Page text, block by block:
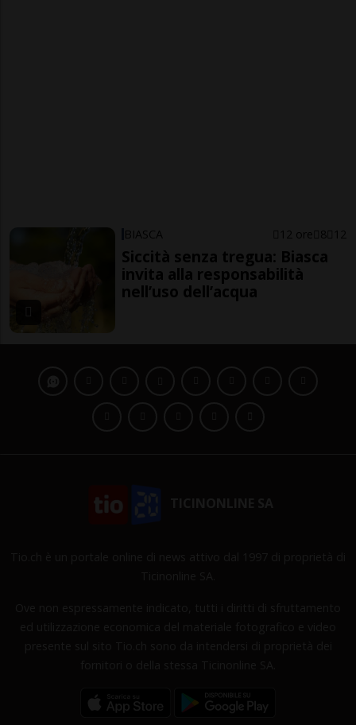
BIASCA 12 ore 8 12
Siccità senza tregua: Biasca
invita alla responsabilità
nell’uso dell’acqua